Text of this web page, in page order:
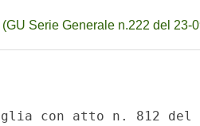
(GU Serie Generale n.222 del 23-